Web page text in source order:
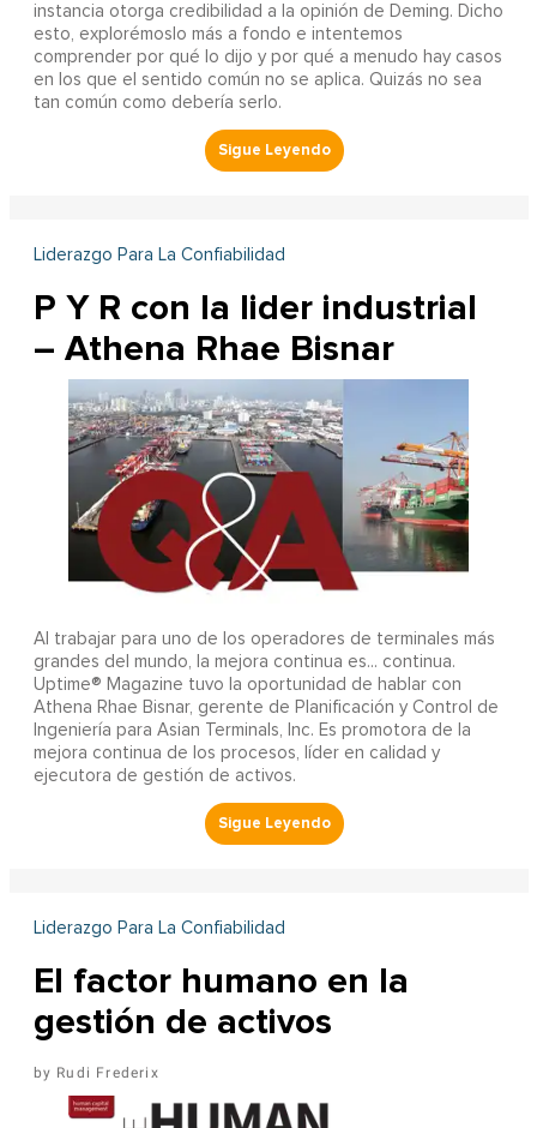
instancia otorga credibilidad a la opinión de Deming. Dicho
esto, explorémoslo más a fondo e intentemos
comprender por qué lo dijo y por qué a menudo hay casos
en los que el sentido común no se aplica. Quizás no sea
tan común como debería serlo.
Liderazgo Para La Confiabilidad
P Y R con la lider industrial
– Athena Rhae Bisnar
Al trabajar para uno de los operadores de terminales más
grandes del mundo, la mejora continua es... continua.
Uptime® Magazine tuvo la oportunidad de hablar con
Athena Rhae Bisnar, gerente de Planificación y Control de
Ingeniería para Asian Terminals, Inc. Es promotora de la
mejora continua de los procesos, líder en calidad y
ejecutora de gestión de activos.
Liderazgo Para La Confiabilidad
El factor humano en la
gestión de activos
Rudi Frederix